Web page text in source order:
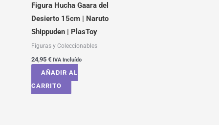
Figura Hucha Gaara del
Desierto 15cm | Naruto
Shippuden | PlasToy
Figuras y Coleccionables
24,95 € IVA Incluído
AÑADIR AL
CARRITO